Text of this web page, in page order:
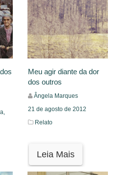
Meu agir diante da dor
dos outros
Ângela Marques
21 de agosto de 2012
Relato
Leia Mais